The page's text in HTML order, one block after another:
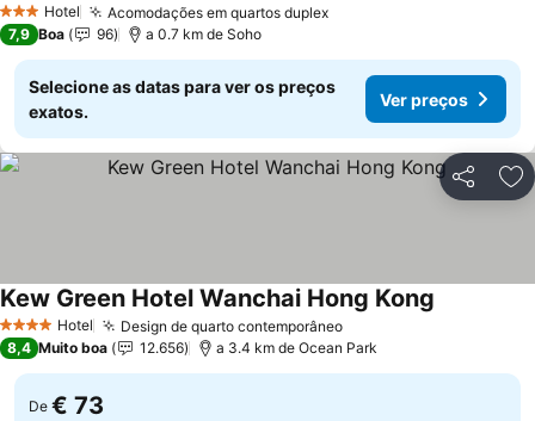
3 EstrelasHotel Acomodações em quartos duplexVer preços
7,9 Boa 96 a 0.7 km de Soho
Selecione as datas para ver os preços
exatos.
Ver preços
Partilhar
4 EstrelasHotel Design de quarto contemporâneoVer preços
Kew Green Hotel Wanchai Hong Kong
8,4 Muito boa 12.656 a 3.4 km de Ocean Park
De € 73